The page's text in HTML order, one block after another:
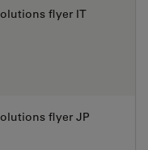
flyer IT
flyer JP